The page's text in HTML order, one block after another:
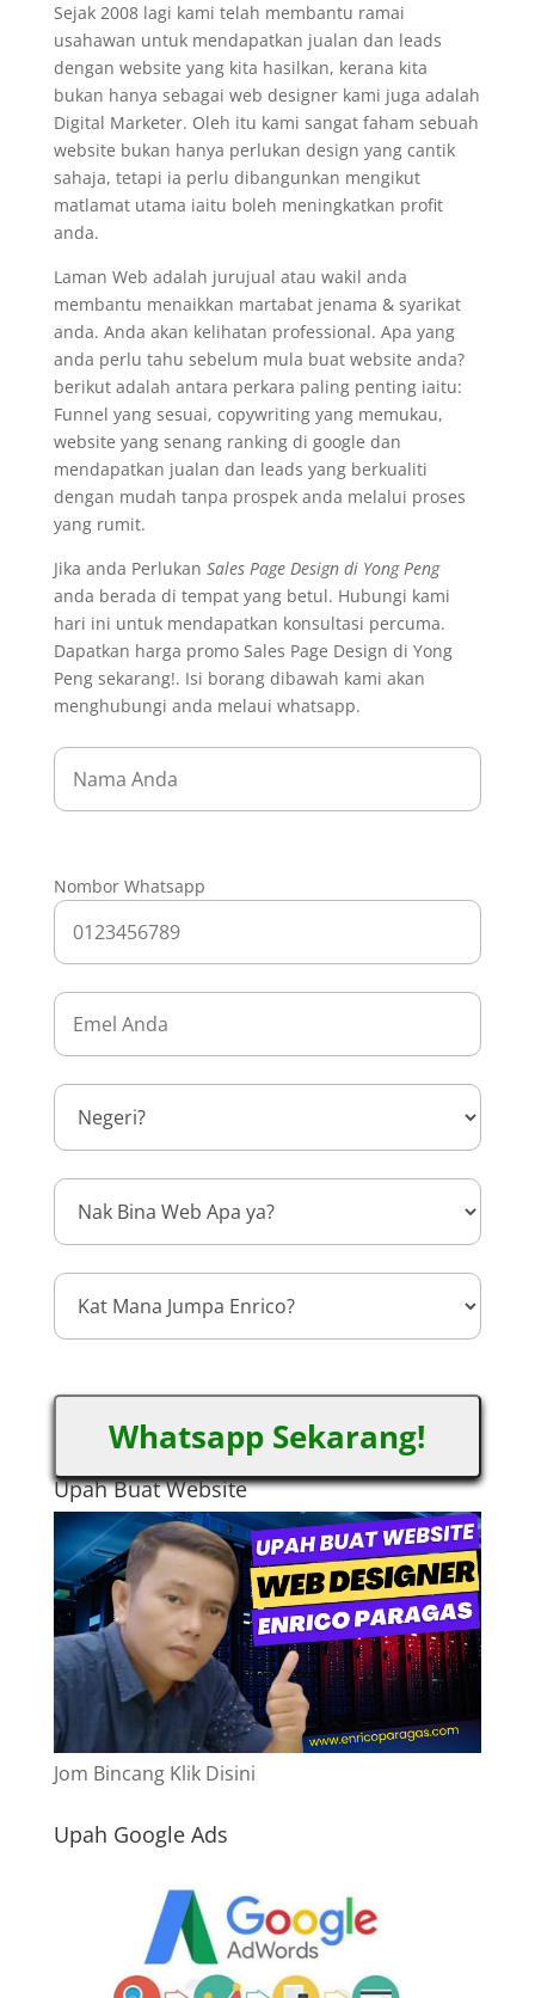
Sejak 2008 lagi kami telah membantu ramai
usahawan untuk mendapatkan jualan dan leads
dengan website yang kita hasilkan, kerana kita
bukan hanya sebagai web designer kami juga adalah
Digital Marketer. Oleh itu kami sangat faham sebuah
website bukan hanya perlukan design yang cantik
sahaja, tetapi ia perlu dibangunkan mengikut
matlamat utama iaitu boleh meningkatkan profit
anda.
Laman Web adalah jurujual atau wakil anda
membantu menaikkan martabat jenama & syarikat
anda. Anda akan kelihatan professional. Apa yang
anda perlu tahu sebelum mula buat website anda?
berikut adalah antara perkara paling penting iaitu:
Funnel yang sesuai, copywriting yang memukau,
website yang senang ranking di google dan
mendapatkan jualan dan leads yang berkualiti
dengan mudah tanpa prospek anda melalui proses
yang rumit.
Jika anda Perlukan Sales Page Design di Yong Peng
anda berada di tempat yang betul. Hubungi kami
hari ini untuk mendapatkan konsultasi percuma.
Dapatkan harga promo Sales Page Design di Yong
Peng sekarang!. Isi borang dibawah kami akan
menghubungi anda melaui whatsapp.
Nombor Whatsapp
Whatsapp Sekarang!
Upah Buat Website
Jom Bincang Klik Disini
Upah Google Ads